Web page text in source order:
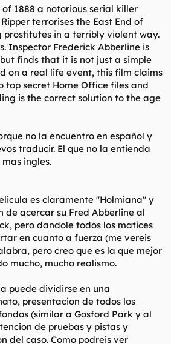
1888 a notorious serial killer
terrorises the East End of
prostitutes in a terribly violent way.
Inspector Frederick Abberline is
finds that it is not just a simple
on a real life event, this film claims
top secret Home Office files and
is the correct solution to the age
no la encuentro en español y
traducir. El que no la entienda
ingles.
es claramente "Holmiana" y
de acercar su Fred Abberline al
pero dandole todos los matices
en cuanto a fuerza (me vereis
pero creo que es la que mejor
mucho, mucho realismo.
puede dividirse en una
presentacion de todos los
(similar a Gosford Park y al
de pruebas y pistas y
del caso. Como podreis ver